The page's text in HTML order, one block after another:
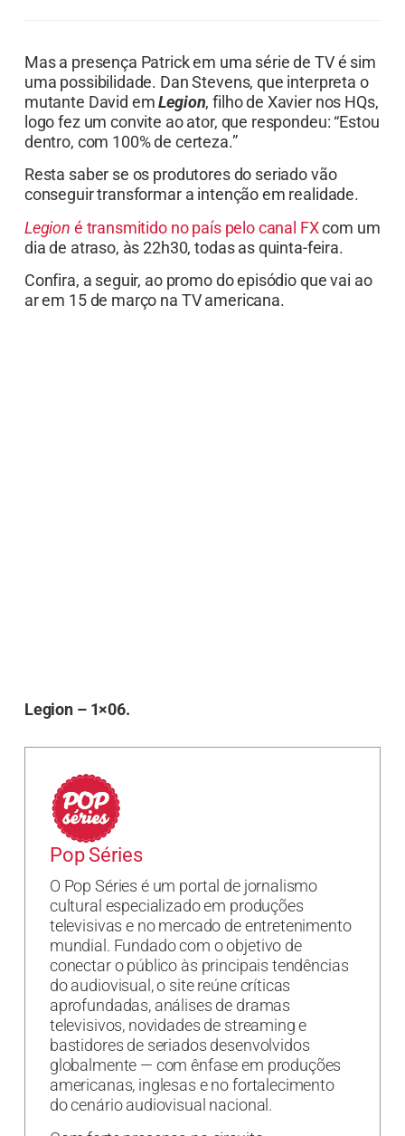
Mas a presença Patrick em uma série de TV é sim
uma possibilidade. Dan Stevens, que interpreta o
mutante David emLegion, filho de Xavier nos HQs,
logo fez um convite ao ator, que respondeu: “Estou
dentro, com 100% de certeza.”
Resta saber se os produtores do seriado vão
conseguir transformar a intenção em realidade.
Legion é transmitido no país pelo canal FXcom um
dia de atraso, às 22h30, todas as quinta-feira.
Confira, a seguir, ao promo do episódio que vai ao
ar em 15 de março na TV americana.
Legion – 1×06.
Pop Séries
O Pop Séries é um portal de jornalismo
cultural especializado em produções
televisivas e no mercado de entretenimento
mundial. Fundado com o objetivo de
conectar o público às principais tendências
do audiovisual, o site reúne críticas
aprofundadas, análises de dramas
televisivos, novidades de streaming e
bastidores de seriados desenvolvidos
globalmente — com ênfase em produções
americanas, inglesas e no fortalecimento
do cenário audiovisual nacional.